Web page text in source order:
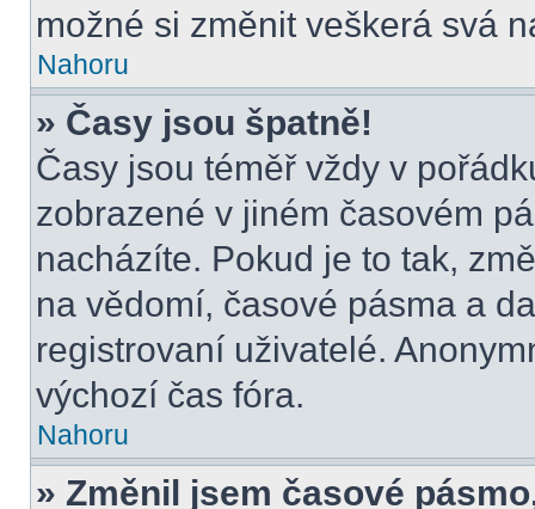
možné si změnit veškerá svá
Nahoru
» Časy jsou špatně!
Časy jsou téměř vždy v
zobrazené v jiném časovém
nacházíte. Pokud je to tak,
na vědomí, časové pásma a
registrovaní uživatelé.
výchozí čas fóra.
Nahoru
» Změnil jsem časové